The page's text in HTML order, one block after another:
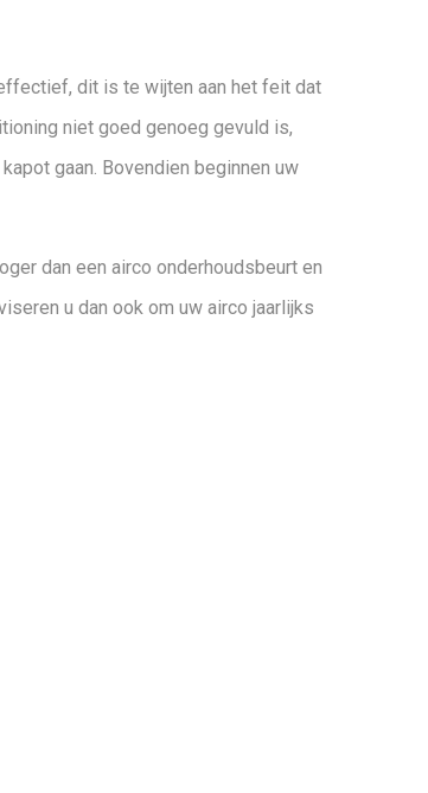
dit is te wijten aan het feit dat
niet goed genoeg gevuld is,
gaan. Bovendien beginnen uw
dan een airco onderhoudsbeurt en
u dan ook om uw airco jaarlijks